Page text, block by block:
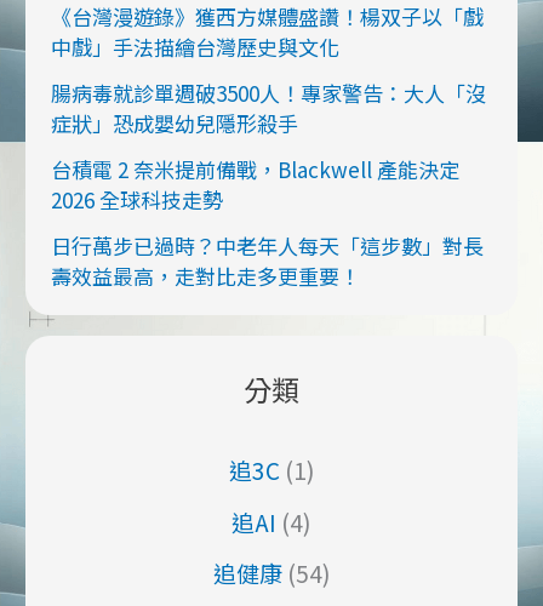
《台灣漫遊錄》獲西方媒體盛讚！楊双子以「戲
中戲」手法描繪台灣歷史與文化
腸病毒就診單週破3500人！專家警告：大人「沒
症狀」恐成嬰幼兒隱形殺手
台積電 2 奈米提前備戰，Blackwell 產能決定
2026 全球科技走勢
日行萬步已過時？中老年人每天「這步數」對長
壽效益最高，走對比走多更重要！
分類
追3C (1)
追AI (4)
追健康(54)